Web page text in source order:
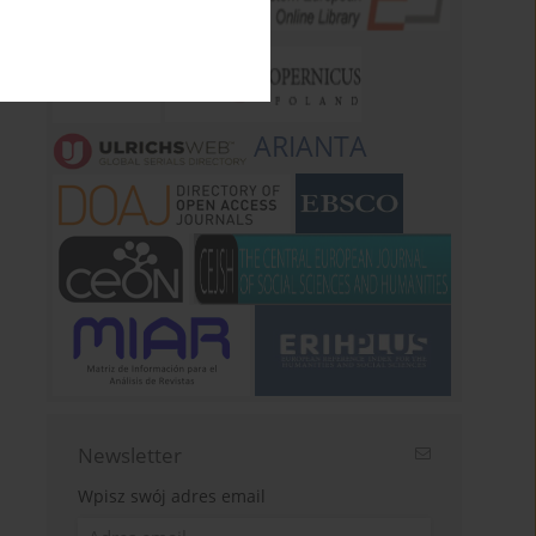
ARIANTA
Newsletter
Wpisz swój adres email